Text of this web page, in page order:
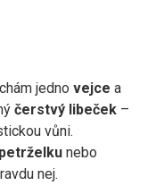
jedno vejce a
čerstvý libeček –
vůni.
petrželku nebo
nej.